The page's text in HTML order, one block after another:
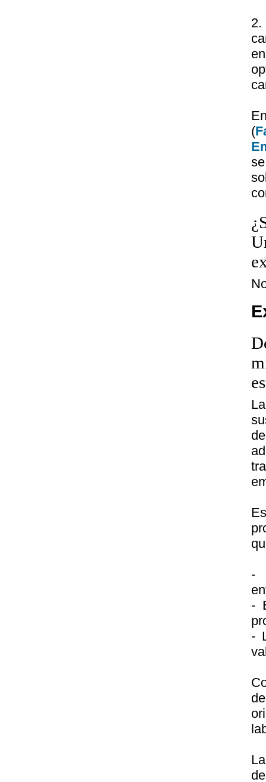
2.
(
-
-
-